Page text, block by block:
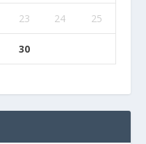
23 24 25
30